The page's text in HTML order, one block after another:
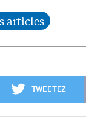
TWEETEZ